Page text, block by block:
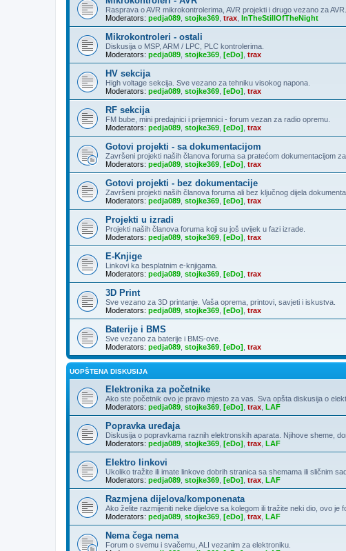
Rasprava o AVR mikrokontrolerima, AVR projekti i drugo vezano za AVR...
Moderators: pedja089 stojke369 trax InTheStillOfTheNight
Mikrokontroleri - ostali
Diskusija o MSP, ARM / LPC, PLC kontrolerima.
Moderators: pedja089 stojke369 [eDo] trax
HV sekcija
High voltage sekcija. Sve vezano za tehniku visokog napona.
Moderators: pedja089 stojke369 [eDo] trax
RF sekcija
FM bube, mini predajnici i prijemnici - forum vezan za radio opremu.
Moderators: pedja089 stojke369 [eDo] trax
Gotovi projekti - sa dokumentacijom
Završeni projekti naših članova foruma sa pratećom dokumentacijom
Moderators: pedja089 stojke369 [eDo] trax
Gotovi projekti - bez dokumentacije
Završeni projekti naših članova foruma ali bez ključnog dijela
Moderators: pedja089 stojke369 [eDo] trax
Projekti u izradi
Projekti naših članova foruma koji su još uvijek u fazi izrade.
Moderators: pedja089 stojke369 [eDo] trax
E-Knjige
Linkovi ka besplatnim e-knjigama.
Moderators: pedja089 stojke369 [eDo] trax
3D Print
Sve vezano za 3D printanje. Vaša oprema, printovi, savjeti i iskustva.
Moderators: pedja089 stojke369 [eDo] trax
Baterije i BMS
Sve vezano za baterije i BMS-ove.
Moderators: pedja089 stojke369 [eDo] trax
UOPŠTENA DISKUSIJA
Elektronika za početnike
Ako ste početnik ovo je pravo mjesto za vas. Sva opšta diskusija o
Moderators: pedja089 stojke369 [eDo] trax LAF
Popravka uređaja
Diskusija o popravkama raznih elektronskih aparata. Njihove sheme,
Moderators: pedja089 stojke369 [eDo] trax LAF
Elektro linkovi
Ukoliko tražite ili imate linkove dobrih stranica sa shemama ili sličnim
Moderators: pedja089 stojke369 [eDo] trax LAF
Razmjena dijelova/komponenata
Ako želite razmijeniti neke dijelove sa kolegom ili tražite neki dio, ovo je
Moderators: pedja089 stojke369 [eDo] trax LAF
Nema čega nema
Forum o svemu i svačemu, ALI vezanim za elektroniku.